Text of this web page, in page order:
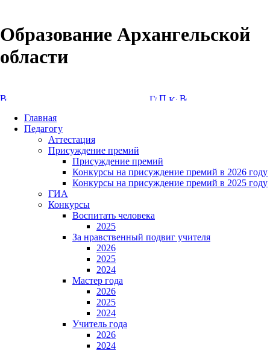
Образование Архангельской
области
Главная
Педагогу
Аттестация
Присуждение премий
Присуждение премий
Конкурсы на присуждение премий в 2026 году
Конкурсы на присуждение премий в 2025 году
ГИА
Конкурсы
Воспитать человека
2025
За нравственный подвиг учителя
2026
2025
2024
Мастер года
2026
2025
2024
Учитель года
2026
2024